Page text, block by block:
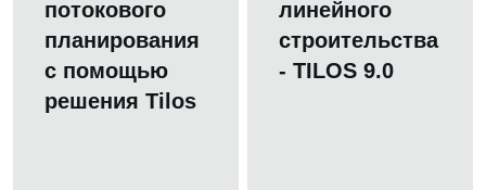
потокового
планирования
с помощью
решения Tilos
линейного
строительства
- TILOS 9.0